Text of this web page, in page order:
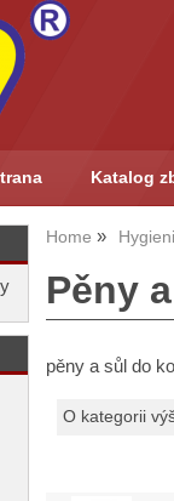
Katalog
Home
Pěny
pěny a sůl do
O kategorii